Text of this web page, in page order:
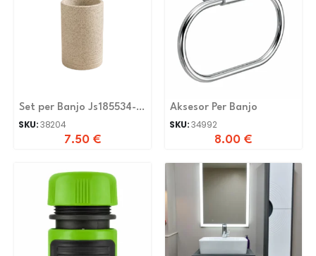
Set per Banjo Js185534-C-
N
SKU:38204
7.50 €
Aksesor Per Banjo
SKU:34992
8.00 €